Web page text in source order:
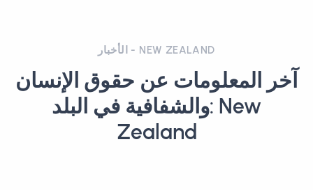
الأخبار - NEW ZEALAND
آخر المعلومات عن حقوق الإنسان
والشفافية في البلد: New
Zealand